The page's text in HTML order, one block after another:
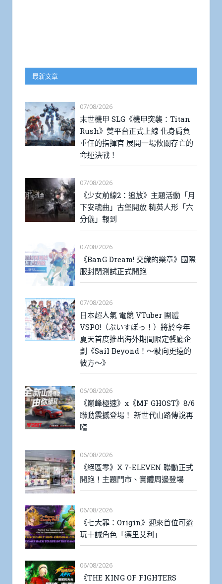
最新文章
07/08/2026
末世機甲 SLG《機甲突襲：Titan
Rush》雙平台正式上線 化身肩負
重任的指揮官 展開一場攸關存亡的
命運決戰！
07/08/2026
《少女前線2：追放》主題活動「月
下安魂曲」古堡開放 精英人形「六
分儀」報到
07/08/2026
《BanG Dream! 交織的樂章》國際
服封閉測試正式開跑
07/08/2026
日本超人氣 電競 VTuber 團體
VSPO!（ぶいすぽっ！）將於今年
夏天首度推出海外期間限定餐廳企
劃《Sail Beyond！～駛向更遠的
彼方～》
06/08/2026
《巔峰極速》x《MF GHOST》8/6
聯動震撼登場！ 新世代山路傳說再
臨
06/08/2026
《絕區零》X 7-ELEVEN 聯動正式
開跑！主題門市、實體周邊登場
06/08/2026
《七大罪：Origin》迎來首位可遊
玩十誡角色「德里艾利」
06/08/2026
《THE KING OF FIGHTERS